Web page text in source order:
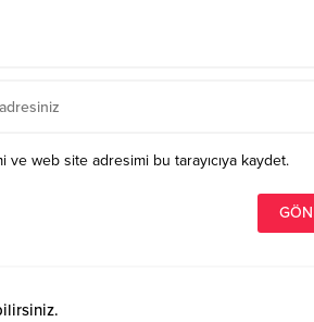
ve web site adresimi bu tarayıcıya kaydet.